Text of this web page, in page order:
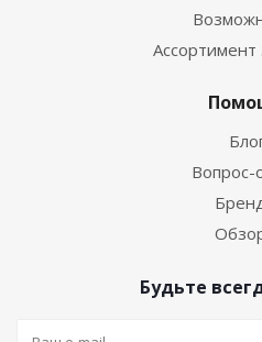
Ассортимент
Вопрос-
Будьте